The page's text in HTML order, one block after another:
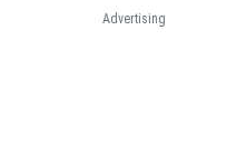
Advertising